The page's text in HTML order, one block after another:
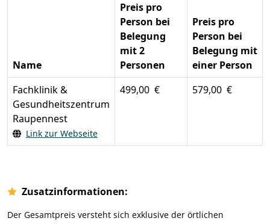
Name
Preis pro
Person bei
Belegung
mit 2
Personen
Preis pro
Person bei
Belegung mit
einer Person
Fachklinik &
Gesundheitszentrum
Raupennest
Link zur Webseite
499,00 € 579,00 €
Zusatzinformationen:
Der Gesamtpreis versteht sich exklusive der örtlichen